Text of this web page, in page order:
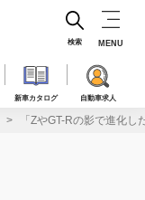
新車カタログ 自動車求人
検索 MENU
「ZやGT-Rの影で進化